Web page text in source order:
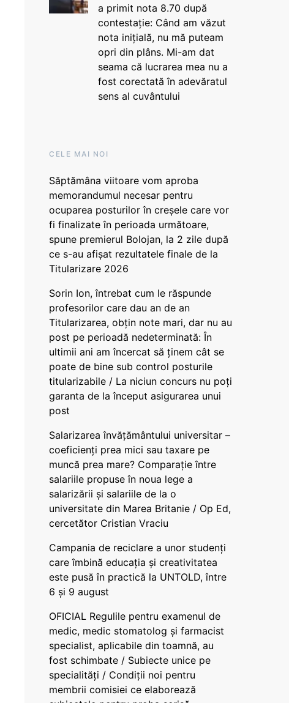
a primit nota 8.70 după
contestație: Când am văzut
nota inițială, nu mă puteam
opri din plâns. Mi-am dat
seama că lucrarea mea nu a
fost corectată în adevăratul
sens al cuvântului
CELE MAI NOI
Săptămâna viitoare vom aproba
memorandumul necesar pentru
ocuparea posturilor în creșele care vor
fi finalizate în perioada următoare,
spune premierul Bolojan, la 2 zile după
ce s-au afișat rezultatele finale de la
Titularizare 2026
Sorin Ion, întrebat cum le răspunde
profesorilor care dau an de an
Titularizarea, obțin note mari, dar nu au
post pe perioadă nedeterminată: În
ultimii ani am încercat să ținem cât se
poate de bine sub control posturile
titularizabile / La niciun concurs nu poți
garanta de la început asigurarea unui
post
Salarizarea învățământului universitar –
coeficienți prea mici sau taxare pe
muncă prea mare? Comparație între
salariile propuse în noua lege a
salarizării și salariile de la o
universitate din Marea Britanie / Op Ed,
cercetător Cristian Vraciu
Campania de reciclare a unor studenți
care îmbină educația și creativitatea
este pusă în practică la UNTOLD, între
6 și 9 august
OFICIAL Regulile pentru examenul de
medic, medic stomatolog și farmacist
specialist, aplicabile din toamnă, au
fost schimbate / Subiecte unice pe
specialități / Condiții noi pentru
membrii comisiei ce elaborează